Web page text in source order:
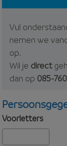
Vul
nemen we
op.
Wil je direct
dan op 085-
Voorletters